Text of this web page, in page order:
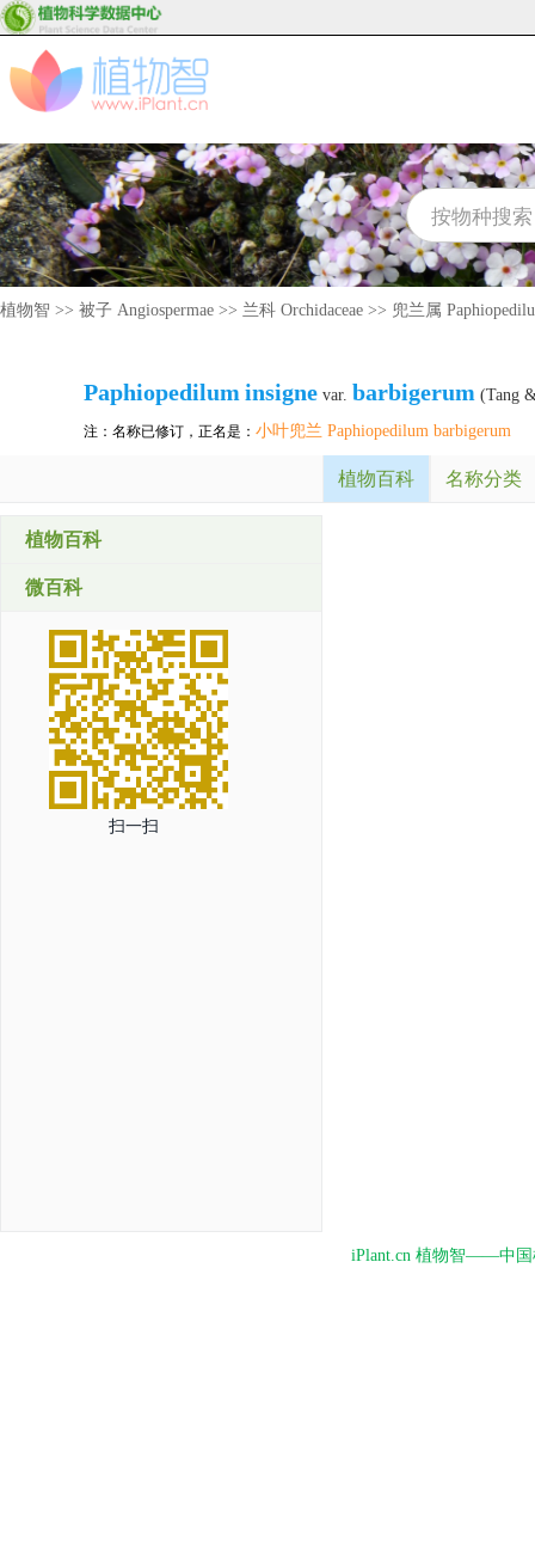
植物智 >> 被子 Angiospermae >> 兰科 Orchidaceae >> 兜兰属
Paphiopedilum insigne var. barbigerum (Tang
注：名称已修订，正名是： 小叶兜兰 Paphiopedilum barbigerum
植物百科 名称分类
植物百科
微百科
扫一扫
iPlant.cn 植物智——中国